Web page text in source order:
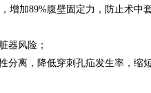
增加89%腹壁固定力，防止术中
器风险；
分离，降低穿刺孔疝发生率，